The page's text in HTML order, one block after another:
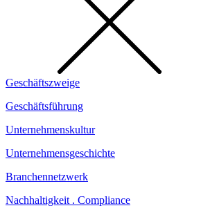
Geschäftszweige
Geschäftsführung
Unternehmenskultur
Unternehmensgeschichte
Branchennetzwerk
Nachhaltigkeit . Compliance